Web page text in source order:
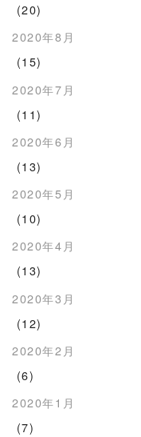
(20)
2020年8月
(15)
2020年7月
(11)
2020年6月
(13)
2020年5月
(10)
2020年4月
(13)
2020年3月
(12)
2020年2月
(6)
2020年1月
(7)